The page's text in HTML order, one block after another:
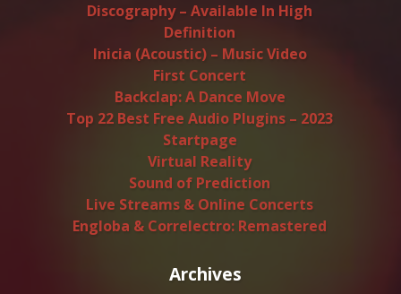
Discography – Available In High
Definition
Inicia (Acoustic) – Music Video
First Concert
Backclap: A Dance Move
Top 22 Best Free Audio Plugins – 2023
Startpage
Virtual Reality
Sound of Prediction
Live Streams & Online Concerts
Engloba & Correlectro: Remastered
Archives